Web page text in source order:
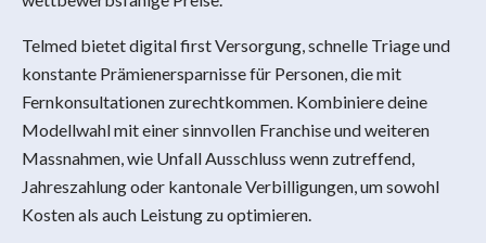
Telmed bietet digital first Versorgung, schnelle Triage und
konstante Prämienersparnisse für Personen, die mit
Fernkonsultationen zurechtkommen. Kombiniere deine
Modellwahl mit einer sinnvollen Franchise und weiteren
Massnahmen, wie Unfall Ausschluss wenn zutreffend,
Jahreszahlung oder kantonale Verbilligungen, um sowohl
Kosten als auch Leistung zu optimieren.